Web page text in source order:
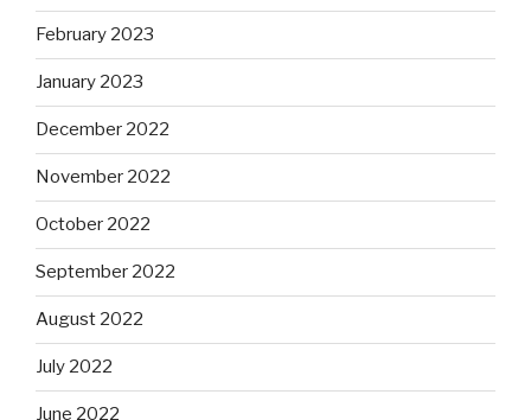
February 2023
January 2023
December 2022
November 2022
October 2022
September 2022
August 2022
July 2022
June 2022